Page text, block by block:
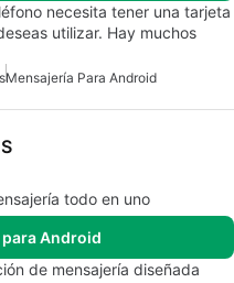
necesita tener una tarjeta
utilizar. Hay muchos
Mensajería Para Android
todo en uno
Android
de mensajería diseñada